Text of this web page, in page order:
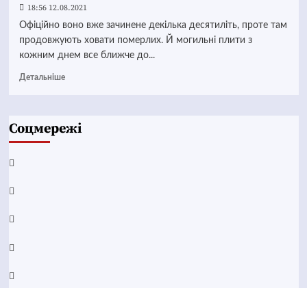
18:56 12.08.2021
Офіційно воно вже зачинене декілька десятиліть, проте там
продовжують ховати померлих. Й могильні плити з
кожним днем все ближче до...
Детальніше
Соцмережі
Facebook
YouTube
Telegram
Instagram
Twitter